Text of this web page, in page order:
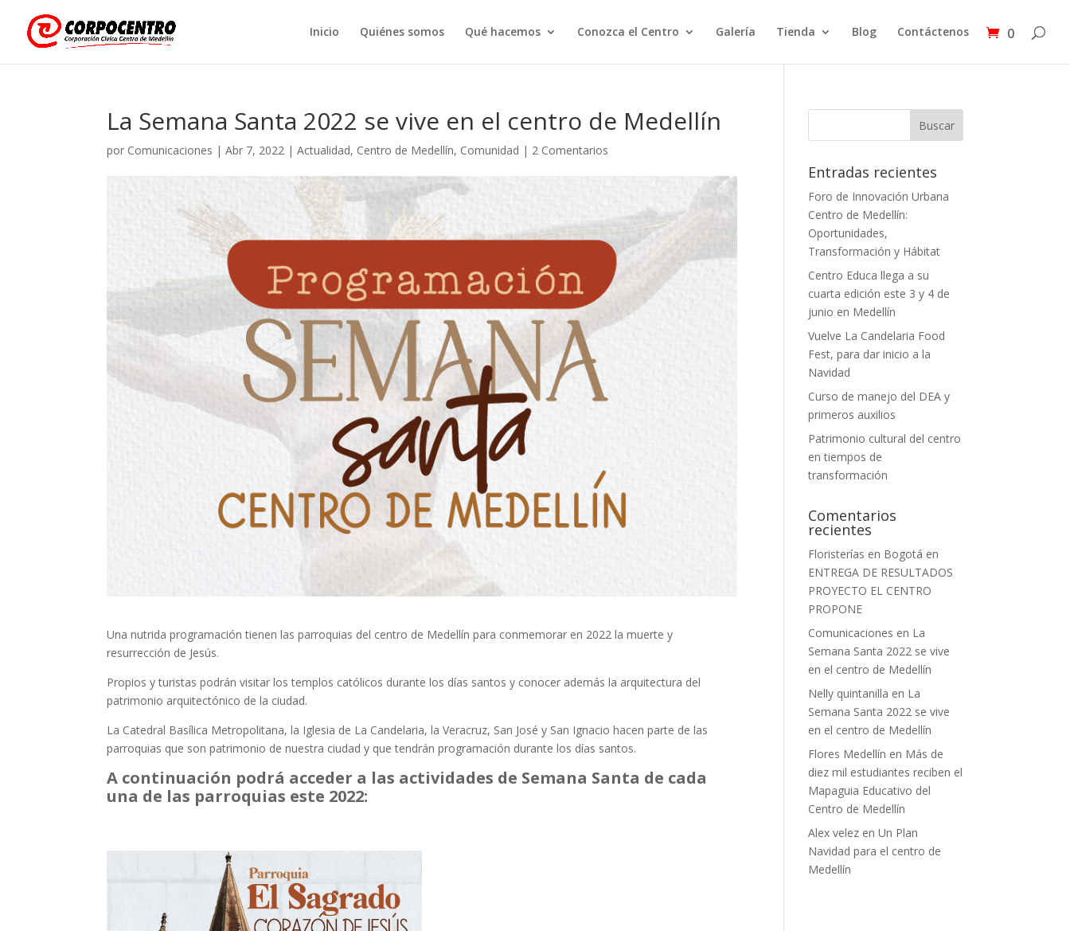
Inicio Quiénes somos Qué hacemos Conozca el Centro Galería Tienda Blog Contáctenos 0
La Semana Santa 2022 se vive en el centro de Medellín
por Comunicaciones |Abr 7, 2022 |Actualidad, Centro de Medellín, Comunidad | 2 Comentarios
Una nutrida programación tienen las parroquias del centro de Medellín para conmemorar en 2022 la muerte y
resurrección de Jesús.
Propios y turistas podrán visitar los templos católicos durante los días santos y conocer además la arquitectura del
patrimonio arquitectónico de la ciudad.
La Catedral Basílica Metropolitana, la Iglesia de La Candelaria, la Veracruz, San José y San Ignacio hacen parte de las
parroquias que son patrimonio de nuestra ciudad y que tendrán programación durante los días santos.
A continuación podrá acceder a las actividades de Semana Santa de cada
una de las parroquias este 2022:
Entradas recientes
Foro de Innovación Urbana
Centro de Medellín:
Oportunidades,
Transformación y Hábitat
Centro Educa llega a su
cuarta edición este 3 y 4 de
junio en Medellín
Vuelve La Candelaria Food
Fest, para dar inicio a la
Navidad
Curso de manejo del DEA y
primeros auxilios
Patrimonio cultural del centro
en tiempos de
transformación
Comentarios
recientes
Floristerías en Bogotá en
ENTREGA DE RESULTADOS
PROYECTO EL CENTRO
PROPONE
Comunicaciones en La
Semana Santa 2022 se vive
en el centro de Medellín
Nelly quintanilla en La
Semana Santa 2022 se vive
en el centro de Medellín
Flores Medellín en Más de
diez mil estudiantes reciben el
Mapaguia Educativo del
Centro de Medellín
Alex velez enUn Plan
Navidad para el centro de
Medellín